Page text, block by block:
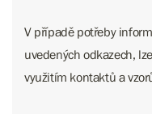
V případě potřeby
uvedených odkazech,
využitím kontaktů a